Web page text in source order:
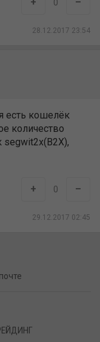
28.12.2017 23:54
0
есть кошелёк
количество
segwit2x(B2X),
29.12.2017 02:45
+ 0 –